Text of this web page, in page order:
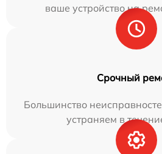
ваше устройство на
Срочный
Большинство
устраняем в